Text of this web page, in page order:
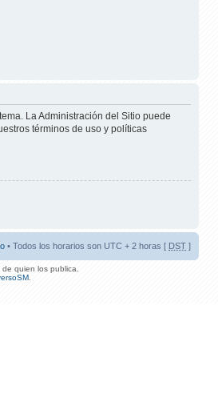
La Administración del Sitio puede
términos de uso y políticas
• Todos los horarios son UTC + 2 horas [ DST ]
quien los publica.